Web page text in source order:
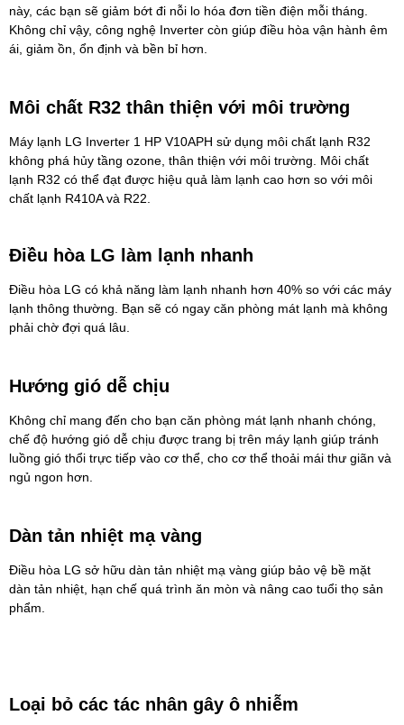
này, các bạn sẽ giảm bớt đi nỗi lo hóa đơn tiền điện mỗi tháng.
Không chỉ vậy, công nghệ Inverter còn giúp điều hòa vận hành êm
ái, giảm ồn, ổn định và bền bỉ hơn.
Môi chất R32 thân thiện với môi trường
Máy lạnh LG Inverter 1 HP V10APH sử dụng môi chất lạnh R32
không phá hủy tầng ozone, thân thiện với môi trường. Môi chất
lạnh R32 có thể đạt được hiệu quả làm lạnh cao hơn so với môi
chất lạnh R410A và R22.
Điều hòa LG làm lạnh nhanh
Điều hòa LG có khả năng làm lạnh nhanh hơn 40% so với các máy
lạnh thông thường. Bạn sẽ có ngay căn phòng mát lạnh mà không
phải chờ đợi quá lâu.
Hướng gió dễ chịu
Không chỉ mang đến cho bạn căn phòng mát lạnh nhanh chóng,
chế độ hướng gió dễ chịu được trang bị trên máy lạnh giúp tránh
luồng gió thổi trực tiếp vào cơ thể, cho cơ thể thoải mái thư giãn và
ngủ ngon hơn.
Dàn tản nhiệt mạ vàng
Điều hòa LG sở hữu dàn tản nhiệt mạ vàng giúp bảo vệ bề mặt
dàn tản nhiệt, hạn chế quá trình ăn mòn và nâng cao tuổi thọ sản
phẩm.
Loại bỏ các tác nhân gây ô nhiễm